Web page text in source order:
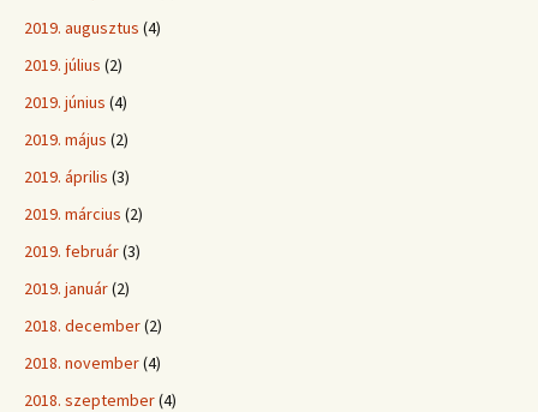
2019. augusztus (4)
2019. július (2)
2019. június (4)
2019. május (2)
2019. április (3)
2019. március (2)
2019. február(3)
2019. január(2)
2018. december(2)
2018. november(4)
2018. szeptember(4)